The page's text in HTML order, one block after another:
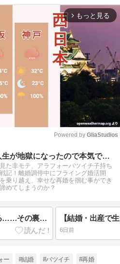
arrow_forward_ios もっと見る
Mute
Powered by GliaStudios
妥協で結婚人生が地獄になったので本気で婚を目指します
た非モテ、アラフォーバツイチ子持ち
記！離婚調停中にフライング婚活開
乗り越え、幸せな再婚を掴む事ができ
めてしまうのか？
第七十六話 感動の海ほたる……その裏で進行していたすれ違い
6日前
ー #結婚 #バツイチ #再婚